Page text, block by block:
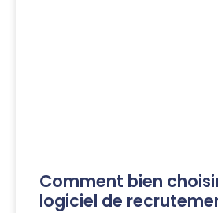
Comment bien
logiciel de